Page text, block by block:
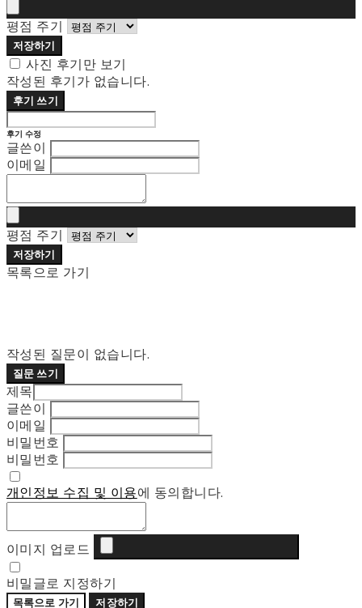
평점 주기
저장하기
사진 후기만 보기
작성된 후기가 없습니다.
후기 쓰기
후기 수정
글쓴이
이메일
평점 주기
저장하기
목록으로 가기
작성된 질문이 없습니다.
질문 쓰기
제목
글쓴이
이메일
비밀번호
비밀번호
개인정보 수집 및 이용에 동의합니다.
이미지 업로드
비밀글로 지정하기
목록으로 가기 저장하기